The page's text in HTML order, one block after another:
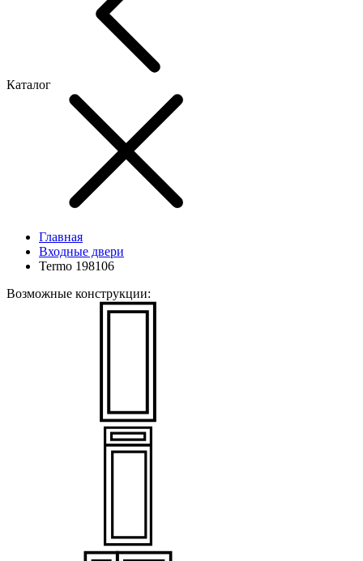
Каталог
Главная
Входные двери
Termo 198106
Возможные конструкции: